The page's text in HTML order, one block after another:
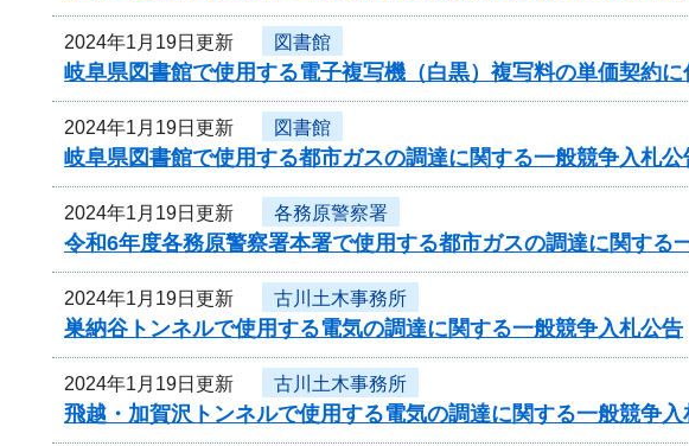
2024年1月19日更新 図書館
岐阜県図書館で使用する電子複写機（白黒）複写料の単価契約
2024年1月19日更新 図書館
岐阜県図書館で使用する都市ガスの調達に関する一般競争入札公
2024年1月19日更新 各務原警察署
令和6年度各務原警察署本署で使用する都市ガスの調達に関する
2024年1月19日更新 古川土木事務所
巣納谷トンネルで使用する電気の調達に関する一般競争入札公告
2024年1月19日更新 古川土木事務所
飛越・加賀沢トンネルで使用する電気の調達に関する一般競争入